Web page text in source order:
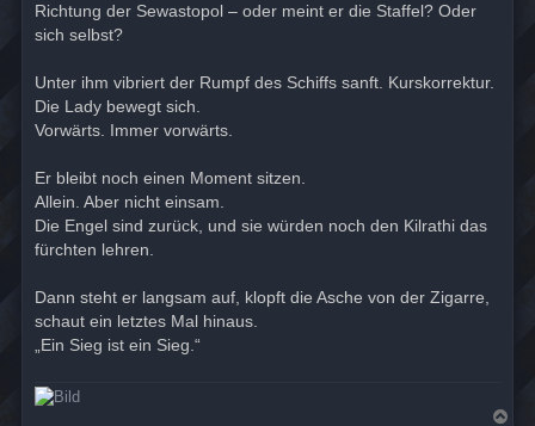
Richtung der Sewastopol – oder meint er die Staffel? Oder
sich selbst?
Unter ihm vibriert der Rumpf des Schiffs sanft. Kurskorrektur.
Die Lady bewegt sich.
Vorwärts. Immer vorwärts.
Er bleibt noch einen Moment sitzen.
Allein. Aber nicht einsam.
Die Engel sind zurück, und sie würden noch den Kilrathi das
fürchten lehren.
Dann steht er langsam auf, klopft die Asche von der Zigarre,
schaut ein letztes Mal hinaus.
„Ein Sieg ist ein Sieg.“